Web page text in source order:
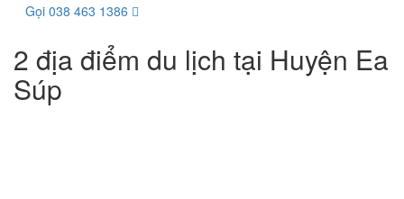
Gọi 038 463 1386
2 địa điểm du lịch tại Huyện Ea
Súp